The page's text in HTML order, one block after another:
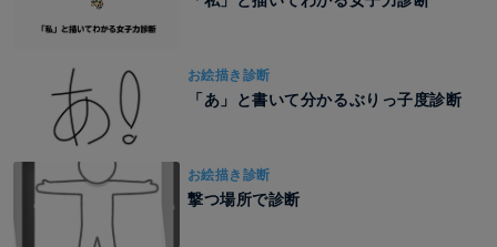
お絵描き診断
「あ」と書いて分かるぶりっ子度診断
お絵描き診断
撃つ場所で診断